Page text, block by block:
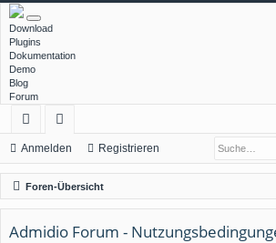
Download
Plugins
Dokumentation
Demo
Blog
Forum
ch
ne
llz
ug
or
en
Anmelden Registrieren
Foren-Übersicht
Admidio Forum -